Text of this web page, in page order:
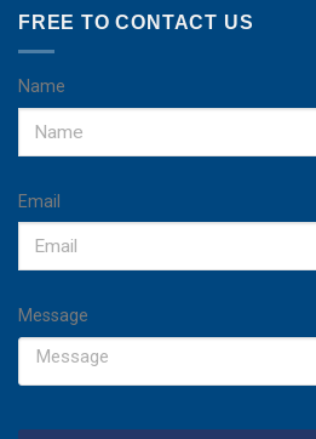
FREE TO CONTACT US
Name
Email
Message